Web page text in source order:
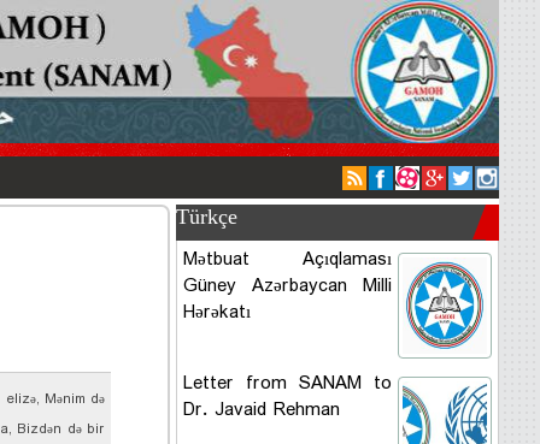
Türkçe
Mətbuat Açıqlaması
Güney Azərbaycan Milli
Hərəkatı
Letter from SANAM to
Dr. Javaid Rehman
Mənim də
Bizdən də bir